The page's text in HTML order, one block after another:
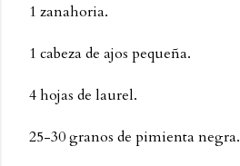
1 zanahoria.
1 cabeza de ajos pequeña.
4 hojas de laurel.
25-30 granos de pimienta negra.